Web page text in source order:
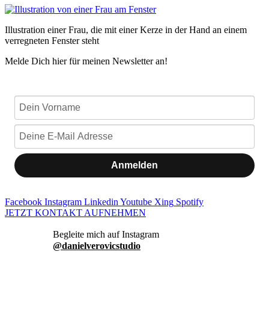
Illustration einer Frau, die mit einer Kerze in der Hand an einem
verregneten Fenster steht
Melde Dich hier für meinen Newsletter an!
Anmelden
Facebook Instagram Linkedin Youtube Xing Spotify
JETZT KONTAKT AUFNEHMEN
danielverovicstudio